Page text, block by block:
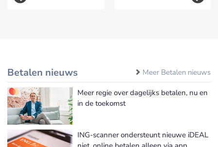
Betalen nieuws Meer Betalen nieuws
Meer regie over dagelijks betalen, nu en
in de toekomst
ING-scanner ondersteunt nieuwe iDEAL